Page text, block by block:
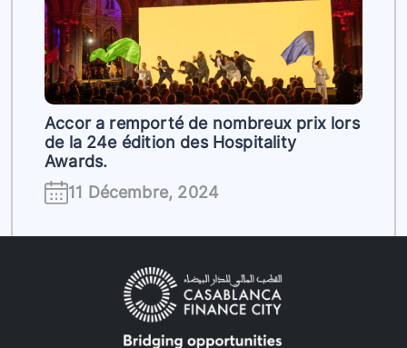
Accor a remporté de nombreux prix lors
de la 24e édition des Hospitality
Awards.
11 Décembre, 2024